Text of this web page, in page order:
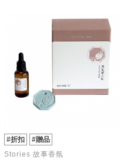
#折扣
#贈品
Stories 故事香氛